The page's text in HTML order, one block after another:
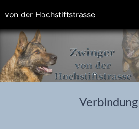
Verbindung
von der Hochstiftstrasse